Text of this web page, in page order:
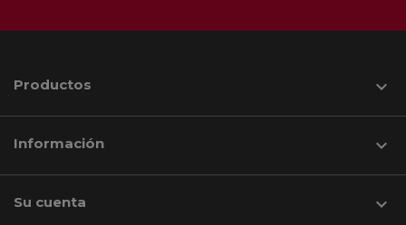
Productos 
Información 
Su cuenta 